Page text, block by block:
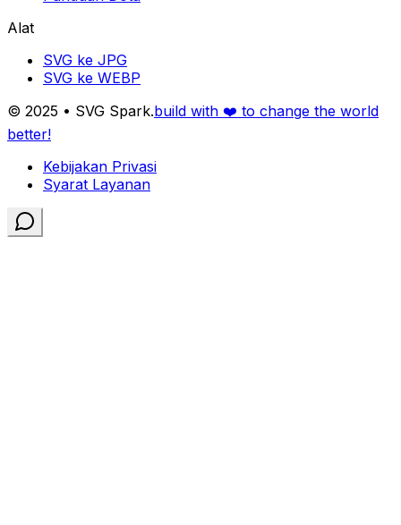
Alat
SVG ke JPG
SVG ke WEBP
© 2025 • SVG Spark.build with ❤️ to change the world
better!
Kebijakan Privasi
Syarat Layanan